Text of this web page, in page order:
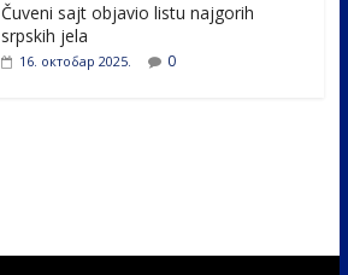
Čuveni sajt objavio listu najgorih
srpskih jela
16. октобар 2025. 0